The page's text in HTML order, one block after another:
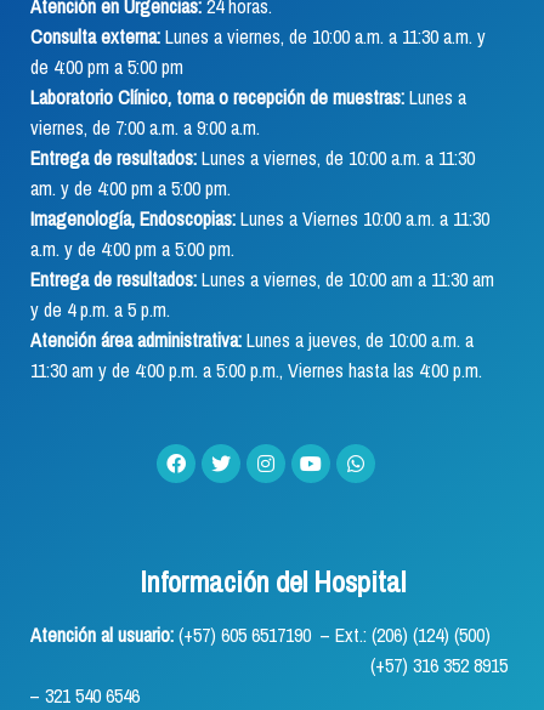
Atención en Urgencias:24 horas.
Consulta externa:Lunes a viernes, de 10:00 a.m. a 11:30 a.m. y
de 4:00 pm a 5:00 pm
Laboratorio Clínico, toma o recepción de muestras:Lunes a
viernes, de 7:00 a.m. a 9:00 a.m.
Entrega de resultados:Lunes a viernes, de 10:00 a.m. a 11:30
am. y de 4:00 pm a 5:00 pm.
Imagenología, Endoscopias:Lunes a Viernes 10:00 a.m. a 11:30
a.m. y de 4:00 pm a 5:00 pm.
Entrega de resultados:Lunes a viernes, de 10:00 am a 11:30 am
y de 4 p.m. a 5 p.m.
Atención área administrativa:Lunes a jueves, de 10:00 a.m. a
11:30 am y de 4:00 p.m. a 5:00 p.m., Viernes hasta las 4:00 p.m.
Información del Hospital
Atención al usuario:(+57) 605 6517190 – Ext.: (206) (124) (500)
(+57) 316 352 8915
– 321 540 6546